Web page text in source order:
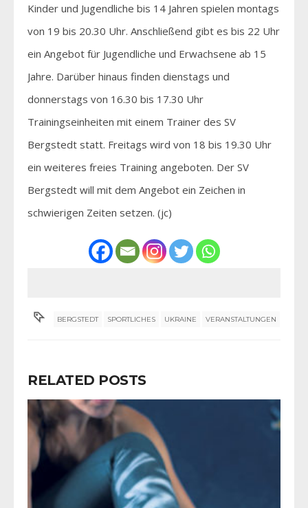
Kinder und Jugendliche bis 14 Jahren spielen montags
von 19 bis 20.30 Uhr. Anschließend gibt es bis 22 Uhr
ein Angebot für Jugendliche und Erwachsene ab 15
Jahre. Darüber hinaus finden dienstags und
donnerstags von 16.30 bis 17.30 Uhr
Trainingseinheiten mit einem Trainer des SV
Bergstedt statt. Freitags wird von 18 bis 19.30 Uhr
ein weiteres freies Training angeboten. Der SV
Bergstedt will mit dem Angebot ein Zeichen in
schwierigen Zeiten setzen. (jc)
BERGSTEDT SPORTLICHES UKRAINE VERANSTALTUNGEN
RELATED POSTS